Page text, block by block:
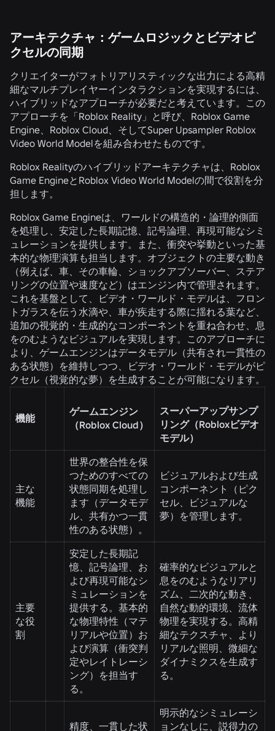
アーキテクチャ：ゲームロジックとビデオピ
クセルの同期
クリエイターがフォトリアリスティックな出力による高精
細なマルチプレイヤーインタラクションを実現するには、
ハイブリッドなアプローチが必要だと考えています。この
アプローチを「Roblox Reality」と呼び、Roblox Game
Engine、Roblox Cloud、そしてSuper Upsampler Roblox
Video World Modelを組み合わせたものです。
Roblox Realityのハイブリッドアーキテクチャは、Roblox
Game EngineとRoblox Video World Modelの間で役割を分
担します。
Roblox Game Engineは、ワールドの構造的・論理的側面
を処理し、安定した長期記憶、記号論理、再現可能なシミ
ュレーションを提供します。また、衝突や挙動といった基
本的な物理演算も担当します。オブジェクトの主要な動き
（例えば、車、その車輪、ショックアブソーバー、ステア
リングの位置や速度など）はエンジン内で管理されます。
これを基盤として、ビデオ・ワールド・モデルは、フロン
トガラスを伝う水滴や、車が疾走する際に揺れる葉など、
追加の視覚的・生成的なコンポーネントを重ね合わせ、息
をのむようなビジュアルを実現します。このアプローチに
より、ゲームエンジンはデータモデル（共有され一貫性の
ある状態）を維持しつつ、ビデオ・ワールド・モデルがピ
クセル（視覚的な夢）を生成することが可能になります。
機能
ゲームエンジン
（Roblox Cloud）
スーパーアップサンプ
リング（Robloxビデオ
モデル）
主な
機能
世界の整合性を保
つためのすべての
状態同期を処理し
ます（データモデ
ル、共有かつ一貫
性のある状態）。
ビジュアルおよび生成
コンポーネント（ピク
セル、ビジュアルな
夢）を管理します。
主要
な役
割
安定した長期記
憶、記号論理、お
よび再現可能なシ
ミュレーションを
提供する。基本的
な物理特性（マテ
リアルや位置）お
よび演算（衝突判
定やレイトレーシ
ング）を担当す
る。
確率的なビジュアルと
息をのむようなリアリ
ズム、二次的な動き、
自然な動的環境、流体
物理を実現する。高精
細なテクスチャ、より
リアルな照明、微細な
ダイナミクスを生成す
る。
精度、一貫した状
明示的なシミュレーシ
ョンなしに、説得力の